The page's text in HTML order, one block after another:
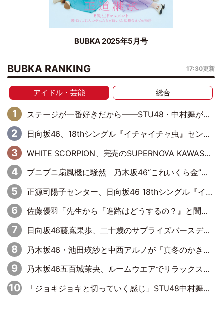
BUBKA 2025年5月号
BUBKA RANKING 17:30更新
アイドル・芸能 総合
ステージが一番好きだから――STU48・中村舞が描く“これからの私”
日向坂46、18thシングル『イチャイチャ虫』センターは正源司陽子に決定& 佐藤優羽や平岡海月など、“ひなた坂46”からの選抜入りも注目！
WHITE SCORPION、完売のSUPERNOVA KAWASAKIで沸いた“着席型LIVE” 『BASE Live #16』昼公演リポート
プニプニ扇風機に騒然 乃木坂46“これいくら金”延長中は今回もわちゃわちゃ全開
正源司陽子センター、日向坂46 18thシングル『イチャイチャ虫』新ビジュアル公開
佐藤優羽「先生から『進路はどうするの？』と聞かれて。『実は……』とXのトレンドで1位になっているスマホを見せました」【日向坂46『五期生LIVE』開催記念 五期生“変革”ドキュメンタリー③】
日向坂46藤嶌果歩、二十歳のサプライズバースデーに大喜び「頼られる先輩になれるように努力していきたい」
乃木坂46・池田瑛紗と中西アルノが「真冬のかき氷」騒動で火花散らす！ 因縁の裏にあるのは、逆境をともに“凌”ぐ似た者同士の絆
乃木坂46五百城茉央、ルームウエアでリラックス「今回のグラビアを見て成長を感じていただけるとうれしい」
「ジョキジョキと切っていく感じ」STU48中村舞、新しい挑戦は自らの手で